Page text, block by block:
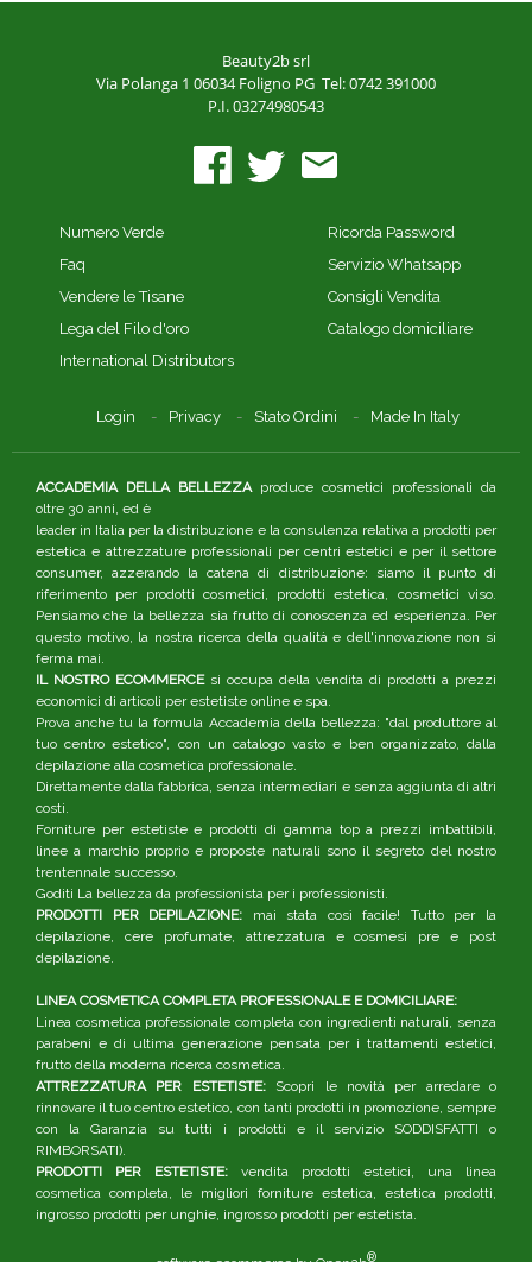
Beauty2b srl
Via Polanga 1 06034 Foligno PG Tel: 0742 391000
P.I. 03274980543
Numero Verde
Faq
Vendere le Tisane
Lega del Filo d'oro
International Distributors
Ricorda Password
Servizio Whatsapp
Consigli Vendita
Catalogo domiciliare
Login Privacy Stato Ordini Made In Italy
ACCADEMIA DELLA BELLEZZAproduce cosmetici professionali da
oltre 30 anni, ed è
leader in Italia per la distribuzione e la consulenza relativa a prodotti per
estetica e attrezzature professionali per centri estetici e per il settore
consumer, azzerando la catena di distribuzione: siamo il punto di
riferimento per prodotti cosmetici, prodotti estetica, cosmetici viso.
Pensiamo che la bellezza sia frutto di conoscenza ed esperienza. Per
questo motivo, la nostra ricerca della qualità e dell'innovazione non si
ferma mai.
IL NOSTRO ECOMMERCEsi occupa della vendita di prodotti a prezzi
economici di articoli per estetiste online e spa.
Prova anche tu la formula Accademia della bellezza: "dal produttore al
tuo centro estetico", con un catalogo vasto e ben organizzato, dalla
depilazione alla cosmetica professionale.
Direttamente dalla fabbrica, senza intermediari e senza aggiunta di altri
costi.
Forniture per estetiste e prodotti di gamma top a prezzi imbattibili,
linee a marchio proprio e proposte naturali sono il segreto del nostro
trentennale successo.
Goditi La bellezza da professionista per i professionisti.
PRODOTTI PER DEPILAZIONE: mai stata così facile! Tutto per la
depilazione, cere profumate, attrezzatura e cosmesi pre e post
depilazione.
LINEA COSMETICA COMPLETA PROFESSIONALE E DOMICILIARE:
Linea cosmetica professionale completa con ingredienti naturali, senza
parabeni e di ultima generazione pensata per i trattamenti estetici,
frutto della moderna ricerca cosmetica.
ATTREZZATURA PER ESTETISTE:Scopri le novità per arredare o
rinnovare il tuo centro estetico, con tanti prodotti in promozione, sempre
con la Garanzia su tutti i prodotti e il servizio SODDISFATTI o
RIMBORSATI).
PRODOTTI PER ESTETISTE: vendita prodotti estetici, una linea
cosmetica completa, le migliori forniture estetica, estetica prodotti,
ingrosso prodotti per unghie, ingrosso prodotti per estetista.
®